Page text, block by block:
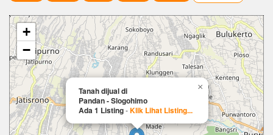
Tanah dijual di
Pandan - Slogohimo
Ada 1 Listing-Klik Lihat Listing...
×
+
−